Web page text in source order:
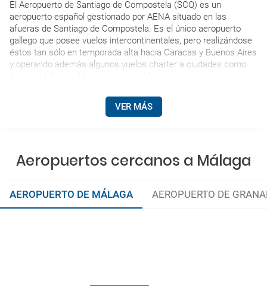
El Aeropuerto de Santiago de Compostela (SCQ) es un
aeropuerto español gestionado por AENA situado en las
afueras de Santiago de Compostela. Es el único aeropuerto
gallego que posee vuelos intercontinentales, pero realizándose
éstos tan sólo en temporada alta hacia Caracas y Buenos Aires
y operando además algunos vuelos charter a ciudades como
VER MÁS
Aeropuertos cercanos a Málaga
AEROPUERTO DE MÁLAGA AEROPUERTO DE